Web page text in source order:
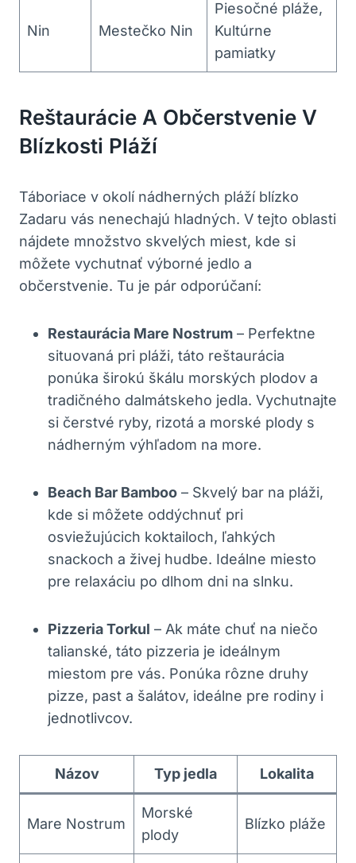
Nin Mestečko Nin
Piesočné pláže,
Kultúrne
pamiatky
Reštaurácie A Občerstvenie V
Blízkosti Pláží
Táboriace v okolí nádherných pláží blízko
Zadaru vás nenechajú hladných. V tejto oblasti
nájdete množstvo skvelých miest, kde si
môžete vychutnať výborné jedlo a
občerstvenie. Tu je pár odporúčaní:
Restaurácia Mare Nostrum – Perfektne
situovaná pri pláži, táto reštaurácia
ponúka širokú škálu morských plodov a
tradičného dalmátskeho jedla. Vychutnajte
si čerstvé ryby, rizotá a morské plody s
nádherným výhľadom na more.
Beach Bar Bamboo – Skvelý bar na pláži,
kde si môžete oddýchnuť pri
osviežujúcich koktailoch, ľahkých
snackoch a živej hudbe. Ideálne miesto
pre relaxáciu po dlhom dni na slnku.
Pizzeria Torkul – Ak máte chuť na niečo
talianské, táto pizzeria je ideálnym
miestom pre vás. Ponúka rôzne druhy
pizze, past a šalátov, ideálne pre rodiny i
jednotlivcov.
Názov Typ jedla Lokalita
Mare Nostrum
Morské
plody
Blízko pláže